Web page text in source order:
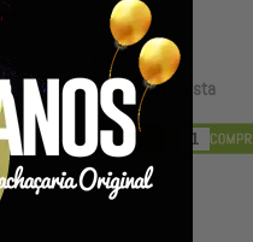
R$ 99,00
R$ 96,03à vista